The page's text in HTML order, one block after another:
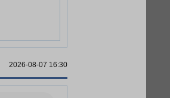
2026-08-07 16:30